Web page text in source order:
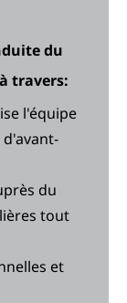
du
travers:
l'équipe
du
tout
et